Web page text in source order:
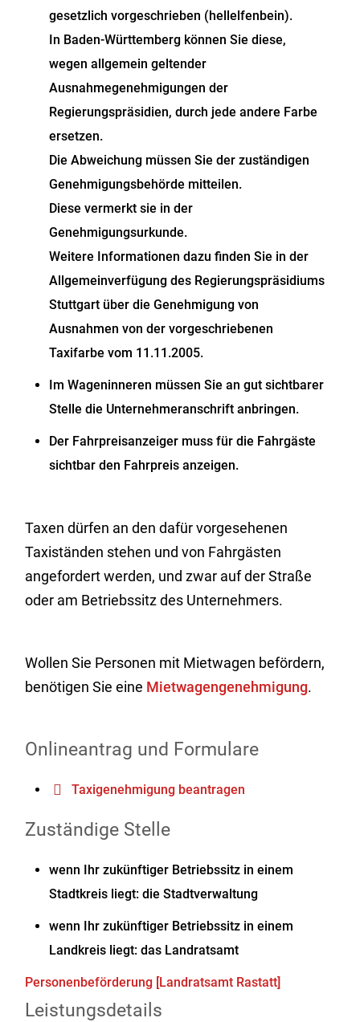
gesetzlich vorgeschrieben (hellelfenbein).
In Baden-Württemberg können Sie diese,
wegen allgemein geltender
Ausnahmegenehmigungen der
Regierungspräsidien, durch jede andere Farbe
ersetzen.
Die Abweichung müssen Sie der zuständigen
Genehmigungsbehörde mitteilen.
Diese vermerkt sie in der
Genehmigungsurkunde.
Weitere Informationen dazu finden Sie in der
Allgemeinverfügung des Regierungspräsidiums
Stuttgart über die Genehmigung von
Ausnahmen von der vorgeschriebenen
Taxifarbe vom 11.11.2005.
Im Wageninneren müssen Sie an gut sichtbarer
Stelle die Unternehmeranschrift anbringen.
Der Fahrpreisanzeiger muss für die Fahrgäste
sichtbar den Fahrpreis anzeigen.
Taxen dürfen an den dafür vorgesehenen
Taxiständen stehen und von Fahrgästen
angefordert werden, und zwar auf der Straße
oder am Betriebssitz des Unternehmers.
Wollen Sie Personen mit Mietwagen befördern,
benötigen Sie eine Mietwagengenehmigung.
Onlineantrag und Formulare
Taxigenehmigung beantragen
Zuständige Stelle
wenn Ihr zukünftiger Betriebssitz in einem
Stadtkreis liegt: die Stadtverwaltung
wenn Ihr zukünftiger Betriebssitz in einem
Landkreis liegt: das Landratsamt
Personenbeförderung [Landratsamt Rastatt]
Leistungsdetails